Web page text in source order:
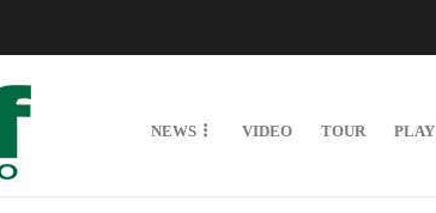
NEWS VIDEO TOUR PLAY